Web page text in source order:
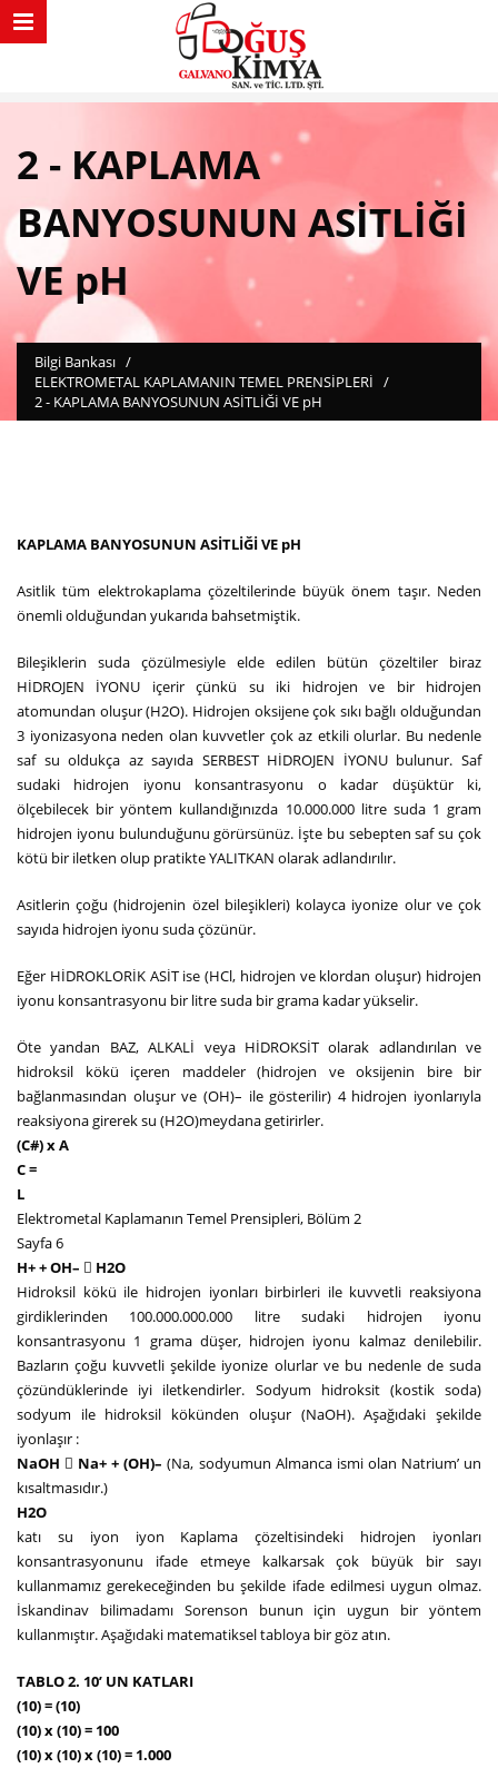
2 - KAPLAMA
BANYOSUNUN ASİTLİĞİ
VE pH
Bilgi Bankası /
ELEKTROMETAL KAPLAMANIN TEMEL PRENSİPLERİ /
2 - KAPLAMA BANYOSUNUN ASİTLİĞİ VE pH
KAPLAMA BANYOSUNUN ASİTLİĞİ VE pH
Asitlik tüm elektrokaplama çözeltilerinde büyük önem taşır. Neden
önemli olduğundan yukarıda bahsetmiştik.
Bileşiklerin suda çözülmesiyle elde edilen bütün çözeltiler biraz
HİDROJEN İYONU içerir çünkü su iki hidrojen ve bir hidrojen
atomundan oluşur (H2O). Hidrojen oksijene çok sıkı bağlı olduğundan
3 iyonizasyona neden olan kuvvetler çok az etkili olurlar. Bu nedenle
saf su oldukça az sayıda SERBEST HİDROJEN İYONU bulunur. Saf
sudaki hidrojen iyonu konsantrasyonu o kadar düşüktür ki,
ölçebilecek bir yöntem kullandığınızda 10.000.000 litre suda 1 gram
hidrojen iyonu bulunduğunu görürsünüz. İşte bu sebepten saf su çok
kötü bir iletken olup pratikte YALITKAN olarak adlandırılır.
Asitlerin çoğu (hidrojenin özel bileşikleri) kolayca iyonize olur ve çok
sayıda hidrojen iyonu suda çözünür.
Eğer HİDROKLORİK ASİT ise (HCl, hidrojen ve klordan oluşur) hidrojen
iyonu konsantrasyonu bir litre suda bir grama kadar yükselir.
Öte yandan BAZ, ALKALİ veya HİDROKSİT olarak adlandırılan ve
hidroksil kökü içeren maddeler (hidrojen ve oksijenin bire bir
bağlanmasından oluşur ve (OH)– ile gösterilir) 4 hidrojen iyonlarıyla
reaksiyona girerek su (H2O)meydana getirirler.
(C#) x A
C =
L
Elektrometal Kaplamanın Temel Prensipleri, Bölüm 2
Sayfa 6
H+ + OH– 􀃆 H2O
Hidroksil kökü ile hidrojen iyonları birbirleri ile kuvvetli reaksiyona
girdiklerinden 100.000.000.000 litre sudaki hidrojen iyonu
konsantrasyonu 1 grama düşer, hidrojen iyonu kalmaz denilebilir.
Bazların çoğu kuvvetli şekilde iyonize olurlar ve bu nedenle de suda
çözündüklerinde iyi iletkendirler. Sodyum hidroksit (kostik soda)
sodyum ile hidroksil kökünden oluşur (NaOH). Aşağıdaki şekilde
iyonlaşır :
NaOH 􀃆 Na+ + (OH)–(Na, sodyumun Almanca ismi olan Natrium’ un
kısaltmasıdır.)
H2O
katı su iyon iyon Kaplama çözeltisindeki hidrojen iyonları
konsantrasyonunu ifade etmeye kalkarsak çok büyük bir sayı
kullanmamız gerekeceğinden bu şekilde ifade edilmesi uygun olmaz.
İskandinav bilimadamı Sorenson bunun için uygun bir yöntem
kullanmıştır. Aşağıdaki matematiksel tabloya bir göz atın.
TABLO 2. 10’ UN KATLARI
(10) = (10)
(10) x (10) = 100
(10) x (10) x (10) = 1.000